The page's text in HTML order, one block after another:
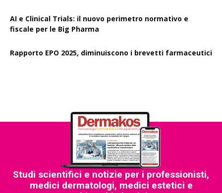
AI e Clinical Trials: il nuovo perimetro normativo e
fiscale per le Big Pharma
Rapporto EPO 2025, diminuiscono i brevetti farmaceutici
Studi scientifici e notizie per i professionisti,
medici dermatologi, medici estetici e